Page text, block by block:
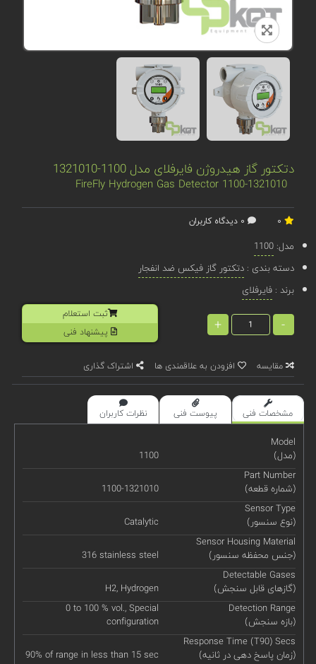
دتکتور گاز هیدروژن فایرفلای مدل 1100-1321010
FireFly Hydrogen Gas Detector 1100-1321010
مدل:1100
دسته بندی :دتکتور گاز فیکس ضد انفجار
برند :فایرفلای
-
+
ثبت استعلام
پیشنهاد فنی
مقایسه افزودن به علاقمندی ها اشتراک گذاری
مشخصات فنی پیوست فنی نظرات کاربران
Model
(مدل)
1100
Part Number
(شماره قطعه)
1100-1321010
Sensor Type
(نوع سنسور)
Catalytic
Sensor Housing Material
(جنس محفظه سنسور)
316 stainless steel
Detectable Gases
(گازهای قابل سنجش)
H2, Hydrogen
Detection Range
(بازه سنجش)
0 to 100 % vol., Special
configuration
Response Time (T90) Secs
(زمان پاسخ دهی در ثانیه)
90% of range in less than 15 sec